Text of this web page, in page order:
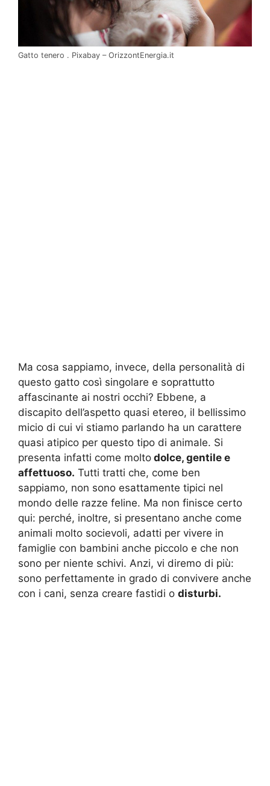
Gatto tenero . Pixabay – OrizzontEnergia.it
Ma cosa sappiamo, invece, della personalità di
questo gatto così singolare e soprattutto
affascinante ai nostri occhi? Ebbene, a
discapito dell’aspetto quasi etereo, il bellissimo
micio di cui vi stiamo parlando ha un carattere
quasi atipico per questo tipo di animale. Si
presenta infatti come molto dolce, gentile e
affettuoso. Tutti tratti che, come ben
sappiamo, non sono esattamente tipici nel
mondo delle razze feline. Ma non finisce certo
qui: perché, inoltre, si presentano anche come
animali molto socievoli, adatti per vivere in
famiglie con bambini anche piccolo e che non
sono per niente schivi. Anzi, vi diremo di più:
sono perfettamente in grado di convivere anche
con i cani, senza creare fastidi o disturbi.